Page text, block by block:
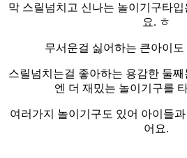
막 스릴넘치고 신나는 놀이기구타
요. ㅎ
무서운걸 싫어하는 큰아이
스릴넘치는걸 좋아하는 용감한 둘
엔 더 재밌는 놀이기구를
여러가지 놀이기구도 있어 아이들
어요.